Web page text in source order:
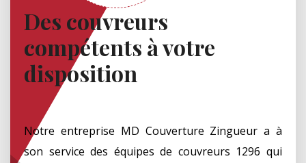
Des couvreurs
compétents à votre
disposition
Notre entreprise MD Couverture Zingueur a à
son service des équipes de couvreurs 1296 qui